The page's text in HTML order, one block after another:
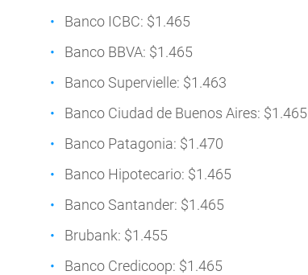
Banco ICBC: $1.465
Banco BBVA: $1.465
Banco Supervielle: $1.463
Banco Ciudad de Buenos Aires: $1.465
Banco Patagonia: $1.470
Banco Hipotecario: $1.465
Banco Santander: $1.465
Brubank: $1.455
Banco Credicoop: $1.465